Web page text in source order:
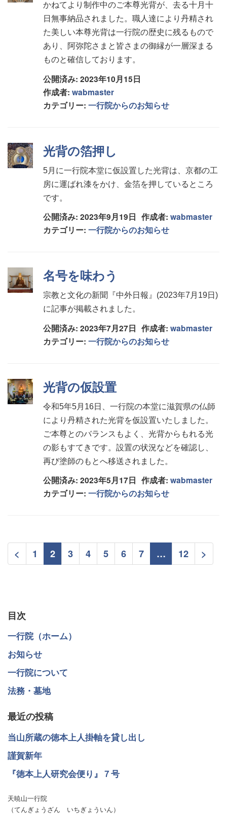
かねてより制作中のご本尊光背が、去る十月十
日無事納品されました。職人達により丹精され
た美しい本尊光背は一行院の歴史に残るもので
あり、阿弥陀さまと皆さまの御縁が一層深まる
ものと確信しております。
公開済み: 2023年10月15日
作成者: wabmaster
カテゴリー: 一行院からのお知らせ
光背の箔押し
5月に一行院本堂に仮設置した光背は、京都の工
房に運ばれ漆をかけ、金箔を押しているところ
です。
公開済み: 2023年9月19日 作成者: wabmaster
カテゴリー: 一行院からのお知らせ
名号を味わう
宗教と文化の新聞『中外日報』(2023年7月19日)
に記事が掲載されました。
公開済み: 2023年7月27日 作成者: wabmaster
カテゴリー: 一行院からのお知らせ
光背の仮設置
令和5年5月16日、一行院の本堂に滋賀県の仏師
により丹精された光背を仮設置いたしました。
ご本尊とのバランスもよく、光背からもれる光
の影もすてきです。設置の状況などを確認し、
再び塗師のもとへ移送されました。
公開済み: 2023年5月17日 作成者: wabmaster
カテゴリー: 一行院からのお知らせ
< 1 2 3 4 5 6 7 … 12 >
目次
一行院（ホーム）
お知らせ
一行院について
法務・墓地
最近の投稿
当山所蔵の徳本上人掛軸を貸し出し
謹賀新年
『徳本上人研究会便り』７号
天暁山一行院
（てんぎょうざん いちぎょういん）